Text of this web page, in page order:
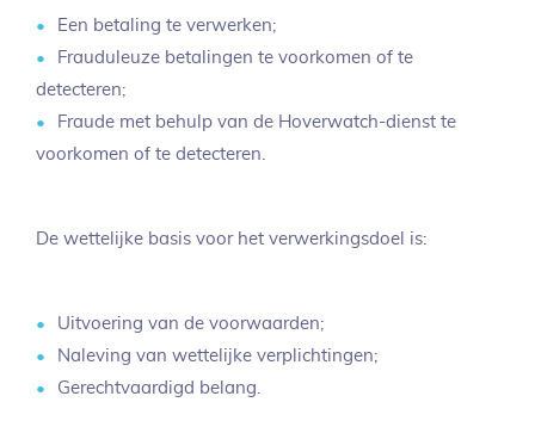
Een betaling te verwerken;
Frauduleuze betalingen te voorkomen of te
detecteren;
Fraude met behulp van de Hoverwatch-dienst te
voorkomen of te detecteren.
De wettelijke basis voor het verwerkingsdoel is:
Uitvoering van de voorwaarden;
Naleving van wettelijke verplichtingen;
Gerechtvaardigd belang.